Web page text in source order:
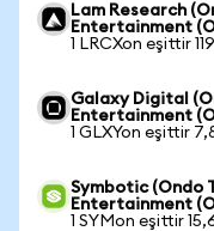
Lam Research
Entertainment
1 LRCXon eşittir
Galaxy Digital
Entertainment
1 GLXYon eşittir
Symbotic (Ondo
Entertainment
1 SYMon eşittir